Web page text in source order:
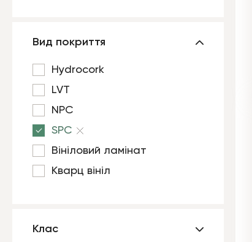
Вид покриття
Hydrocork
LVT
NPC
SPC
Вініловий ламінат
Кварц вініл
Клас